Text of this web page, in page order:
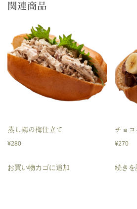
関連商品
蒸し鶏の梅仕立て
¥280
お買い物カゴに追加
チョコ
¥270
続きを